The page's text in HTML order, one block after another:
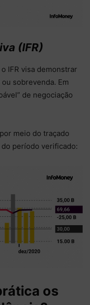
(IFR)
IFR visa demonstrar
sobrevenda. Em
de negociação
meio do traçado
período verificado:
os